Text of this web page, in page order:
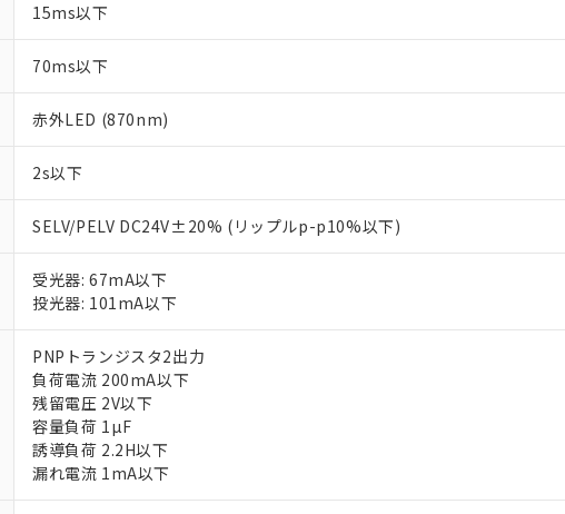
15ms以下
70ms以下
赤外LED (870nm)
2s以下
SELV/PELV DC24V±20% (リップルp-p10%以下)
受光器: 67mA以下
投光器: 101mA以下
PNPトランジスタ2出力
負荷電流 200mA以下
残留電圧 2V以下
容量負荷 1µF
誘導負荷 2.2H以下
漏れ電流 1mA以下